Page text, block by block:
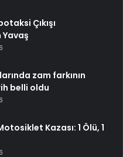
Çıkışı
Yavaş
zam farkının
belli oldu
Kazası: 1 Ölü, 1